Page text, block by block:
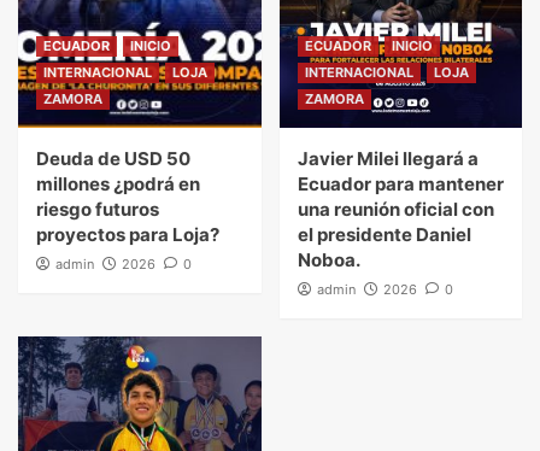
ECUADOR
INICIO
INTERNACIONAL
LOJA
ZAMORA
Deuda de USD 50
millones ¿podrá en
riesgo futuros
proyectos para Loja?
admin 2026 0
ECUADOR
INICIO
INTERNACIONAL
LOJA
ZAMORA
Javier Milei llegará a
Ecuador para mantener
una reunión oficial con
el presidente Daniel
Noboa.
admin 2026 0